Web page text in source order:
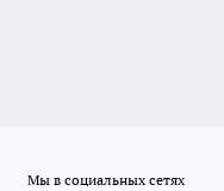
Мы в социальных сетях